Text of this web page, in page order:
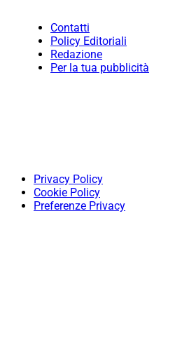
Contatti
Policy Editoriali
Redazione
Per la tua pubblicità
Privacy Policy
Cookie Policy
Preferenze Privacy